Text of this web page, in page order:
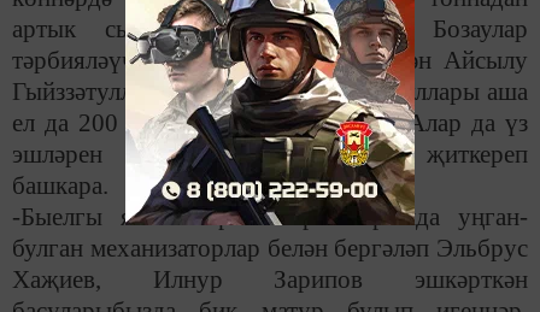
артык сыйфатлы сөт озатабыз. Бозаулар
тәрбияләүче Венера Вәгыйзова белән Айсылу
Гыйззәтуллинаның ягымлы, җылы куллары аша
ел да 200 ләп яңа туган бозау үтә. Алар да үз
эшләрен бик яратып, җиренә җиткереп
башкара.
-Быелгы язгы кыр эшләре чорында уңган-
булган механизаторлар белән бергәләп Эльбрус
Хаҗиев, Илнур Зарипов эшкәрткән